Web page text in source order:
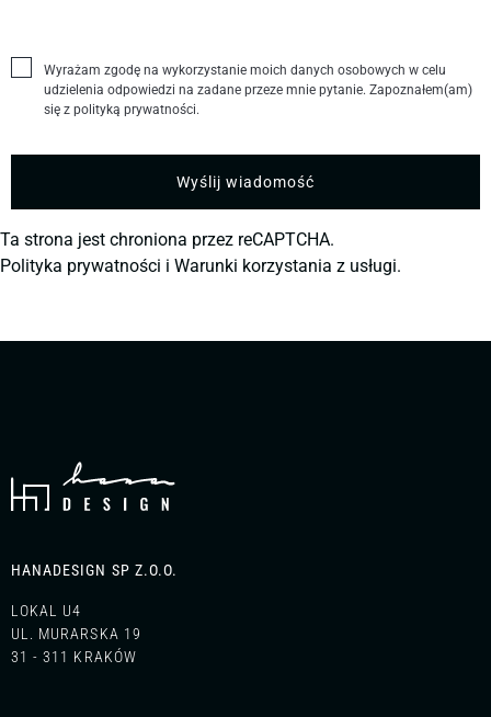
Wyrażam zgodę na wykorzystanie moich danych osobowych w celu
udzielenia odpowiedzi na zadane przeze mnie pytanie. Zapoznałem(am)
się z polityką prywatności.
Ta strona jest chroniona przez reCAPTCHA.
Polityka prywatności i Warunki korzystania z usługi.
HANADESIGN SP Z.O.O.
LOKAL U4
UL. MURARSKA 19
31 - 311 KRAKÓW